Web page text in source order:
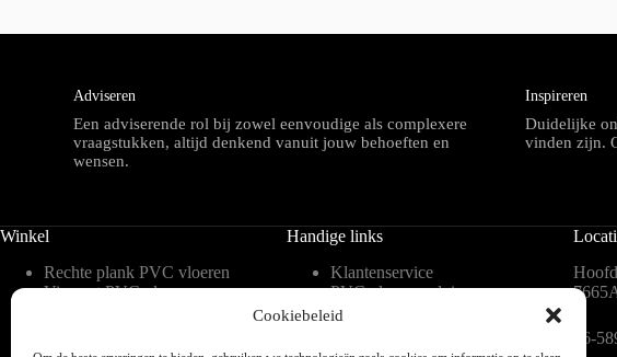
Cookiebeleid
Adviseren
Een adviserende rol bij zowel eenvoudige als complexere
vraagstukken, altijd denkend vanuit jouw behoeften en
wensen.
Inspireren
Duidelijke
vinden zijn.
Winkel
Rechte plank PVC vloeren
Visgraat PVC vloeren
vloeren
Handige links
Klantenservice
PVC vloeren advies
Inspiratie
blog
06-